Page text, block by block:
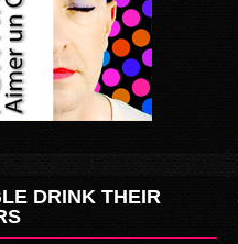
DRINK THEIR